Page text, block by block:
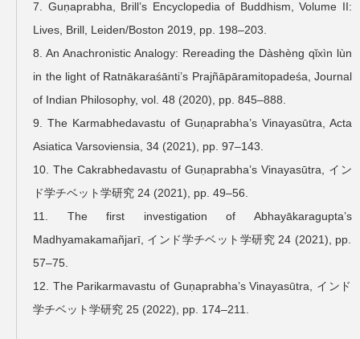
7. Guṇaprabha, Brill’s Encyclopedia of Buddhism, Volume II:
Lives, Brill, Leiden/Boston 2019, pp. 198–203.
8. An Anachronistic Analogy: Rereading the Dàshèng qǐxìn lùn
in the light of Ratnākaraśānti’s Prajñāpāramitopadeśa, Journal
of Indian Philosophy, vol. 48 (2020), pp. 845–888.
9. The Karmabhedavastu of Guṇaprabha’s Vinayasūtra, Acta
Asiatica Varsoviensia, 34 (2021), pp. 97–143.
10. The Cakrabhedavastu of Guṇaprabha’s Vinayasūtra, イン
ド学チベット学研究 24 (2021), pp. 49–56.
11. The first investigation of Abhayākaragupta’s
Madhyamakamañjarī, インド学チベット学研究 24 (2021), pp.
57–75.
12. The Parikarmavastu of Guṇaprabha’s Vinayasūtra, インド
学チベット学研究 25 (2022), pp. 174–211.